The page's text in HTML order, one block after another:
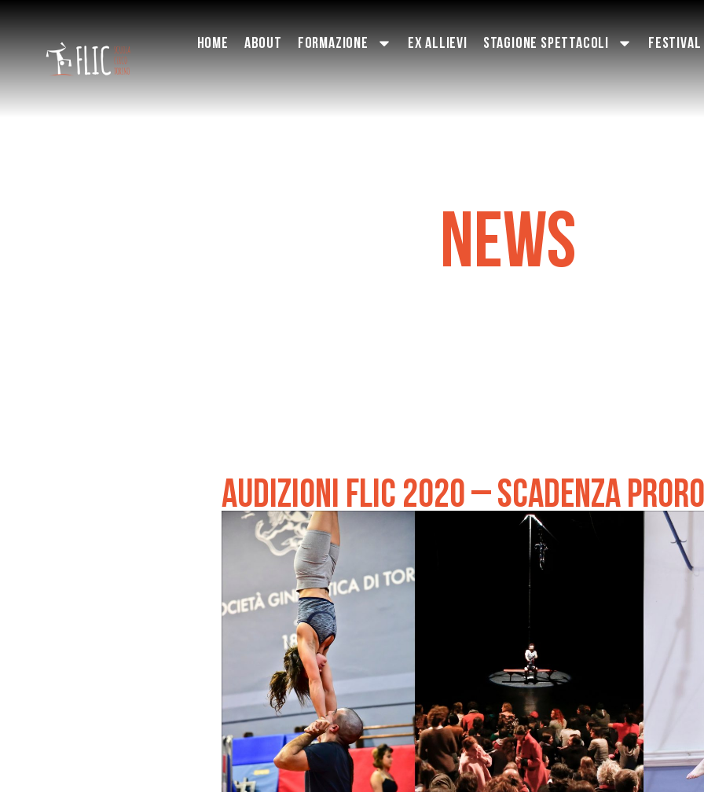
HOME ABOUT FORMAZIONE EX ALLIEVI STAGIONE SPETTACOLI
NEWS
AUDIZIONI FLIC 2020 – SCADENZA